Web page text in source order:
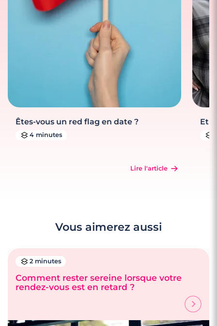
Êtes-vous un red flag en date ?
4 minutes
Lire l'article
Et
Vous aimerez aussi
2 minutes
Comment rester sereine lorsque votre
rendez-vous est en retard ?